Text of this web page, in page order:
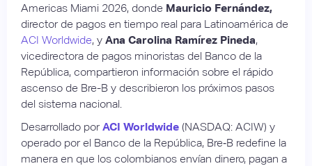
Americas Miami 2026, donde Mauricio Fernández,
director de pagos en tiempo real para Latinoamérica de
ACI Worldwide, y Ana Carolina Ramírez Pineda,
vicedirectora de pagos minoristas del Banco de la
República, compartieron información sobre el rápido
ascenso de Bre-B y describieron los próximos pasos
del sistema nacional.
Desarrollado porACI Worldwide (NASDAQ: ACIW) y
operado por el Banco de la República, Bre‑B redefine la
manera en que los colombianos envían dinero, pagan a